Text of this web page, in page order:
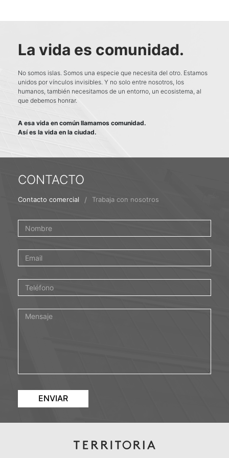
La vida es comunidad.
No somos islas. Somos una especie que necesita del otro. Estamos
unidos por vínculos invisibles. Y no solo entre nosotros, los
humanos, también necesitamos de un entorno, un ecosistema, al
que debemos honrar.
A esa vida en común llamamos comunidad.
Así es la vida en la ciudad.
CONTACTO
Contacto comercial / Trabaja con nosotros
ENVIAR